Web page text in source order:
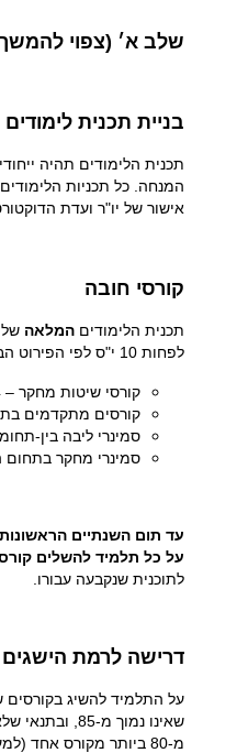
שלב א׳ (צפוי
בניית תכנית לימודים
תכנית הלימודים תהיה
המנחה. כל תכניות
אישור של יו"ר ועדת
קורסי חובה
תכנית הלימודים המלאה של
לפחות 10 י"ס לפי הפירוט הבא
קורסי שיטות מחקר – 4 י"ס
קורסים מתקדמים
סמינרי ליבה בין-
סמינרי מחקר בתחום
עד תום השנתיים
על כל תלמיד להשלים
לתוכנית שנקבעה עבורו.
דרישה לרמת הישגים
על התלמיד להשיג בקורסים
שאינו נמוך מ-